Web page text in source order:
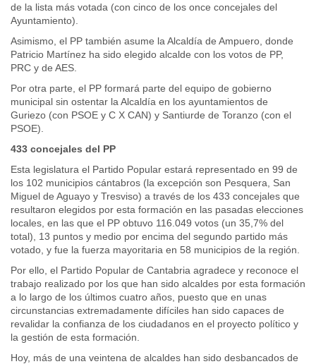
de la lista más votada (con cinco de los once concejales del
Ayuntamiento).
Asimismo, el PP también asume la Alcaldía de Ampuero, donde
Patricio Martínez ha sido elegido alcalde con los votos de PP,
PRC y de AES.
Por otra parte, el PP formará parte del equipo de gobierno
municipal sin ostentar la Alcaldía en los ayuntamientos de
Guriezo (con PSOE y C X CAN) y Santiurde de Toranzo (con el
PSOE).
433 concejales del PP
Esta legislatura el Partido Popular estará representado en 99 de
los 102 municipios cántabros (la excepción son Pesquera, San
Miguel de Aguayo y Tresviso) a través de los 433 concejales que
resultaron elegidos por esta formación en las pasadas elecciones
locales, en las que el PP obtuvo 116.049 votos (un 35,7% del
total), 13 puntos y medio por encima del segundo partido más
votado, y fue la fuerza mayoritaria en 58 municipios de la región.
Por ello, el Partido Popular de Cantabria agradece y reconoce el
trabajo realizado por los que han sido alcaldes por esta formación
a lo largo de los últimos cuatro años, puesto que en unas
circunstancias extremadamente difíciles han sido capaces de
revalidar la confianza de los ciudadanos en el proyecto político y
la gestión de esta formación.
Hoy, más de una veintena de alcaldes han sido desbancados de